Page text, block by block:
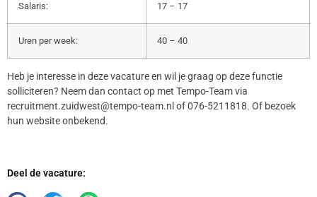
Salaris: 17 – 17
Uren per week: 40 – 40
Heb je interesse in deze vacature en wil je graag op deze functie
solliciteren? Neem dan contact op met Tempo-Team via
recruitment.zuidwest@tempo-team.nl of 076-5211818. Of bezoek
hun website onbekend.
Deel de vacature: